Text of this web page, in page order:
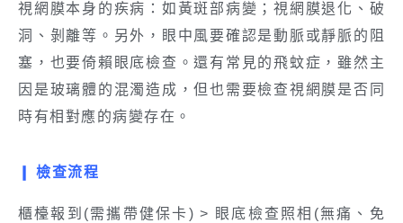
視網膜本身的疾病：如黃斑部病變；視網膜退化、破
洞、剝離等。另外，眼中風要確認是動脈或靜脈的阻
塞，也要倚賴眼底檢查。還有常見的飛蚊症，雖然主
因是玻璃體的混濁造成，但也需要檢查視網膜是否同
時有相對應的病變存在。
檢查流程
櫃檯報到(需攜帶健保卡) > 眼底檢查照相(無痛、免